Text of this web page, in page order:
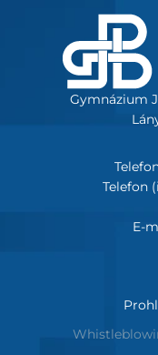
Gymnázium
Telefon
E-